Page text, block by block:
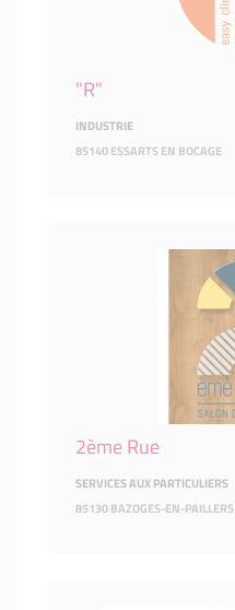
"R"
INDUSTRIE
85140 ESSARTS EN BOCAGE
2ème Rue
SERVICES AUX PARTICULIERS
85130 BAZOGES-EN-PAILLERS